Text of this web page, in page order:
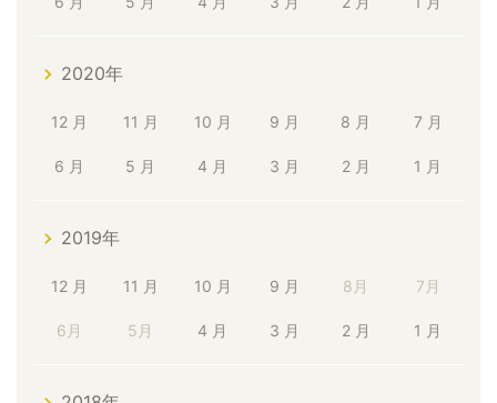
2020年
12 月 11 月 10 月 9 月 8 月 7 月
6 月 5 月 4 月 3 月 2 月 1 月
2019年
12 月 11 月 10 月 9 月 8月 7月
6月 5月 4 月 3 月 2 月 1 月